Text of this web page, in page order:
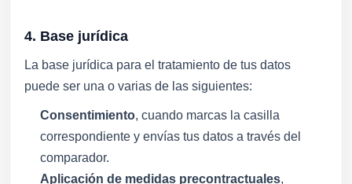
4. Base jurídica
La base jurídica para el tratamiento de tus datos
puede ser una o varias de las siguientes:
Consentimiento, cuando marcas la casilla
correspondiente y envías tus datos a través del
comparador.
Aplicación de medidas precontractuales,